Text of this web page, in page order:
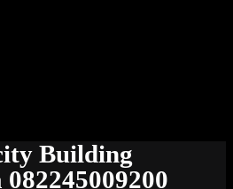
Building